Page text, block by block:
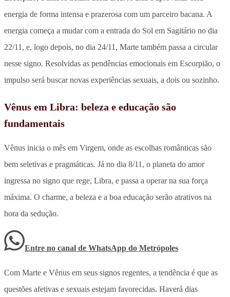
energia de forma intensa e prazerosa com um parceiro bacana. A
energia começa a mudar com a entrada do Sol em Sagitário no dia
22/11, e, logo depois, no dia 24/11, Marte também passa a circular
nesse signo. Resolvidas as pendências emocionais em Escorpião, o
impulso será buscar novas experiências sexuais, a dois ou sozinho.
Vênus em Libra: beleza e educação são
fundamentais
Vênus inicia o mês em Virgem, onde as escolhas românticas são
bem seletivas e pragmáticas. Já no dia 8/11, o planeta do amor
ingressa no signo que rege, Libra, e passa a operar na sua força
máxima. O charme, a beleza e a boa educação serão atrativos na
hora da sedução.
Entre no canal de WhatsApp do Metrópoles
Com Marte e Vênus em seus signos regentes, a tendência é que as
questões afetivas e sexuais estejam favorecidas. Haverá dias